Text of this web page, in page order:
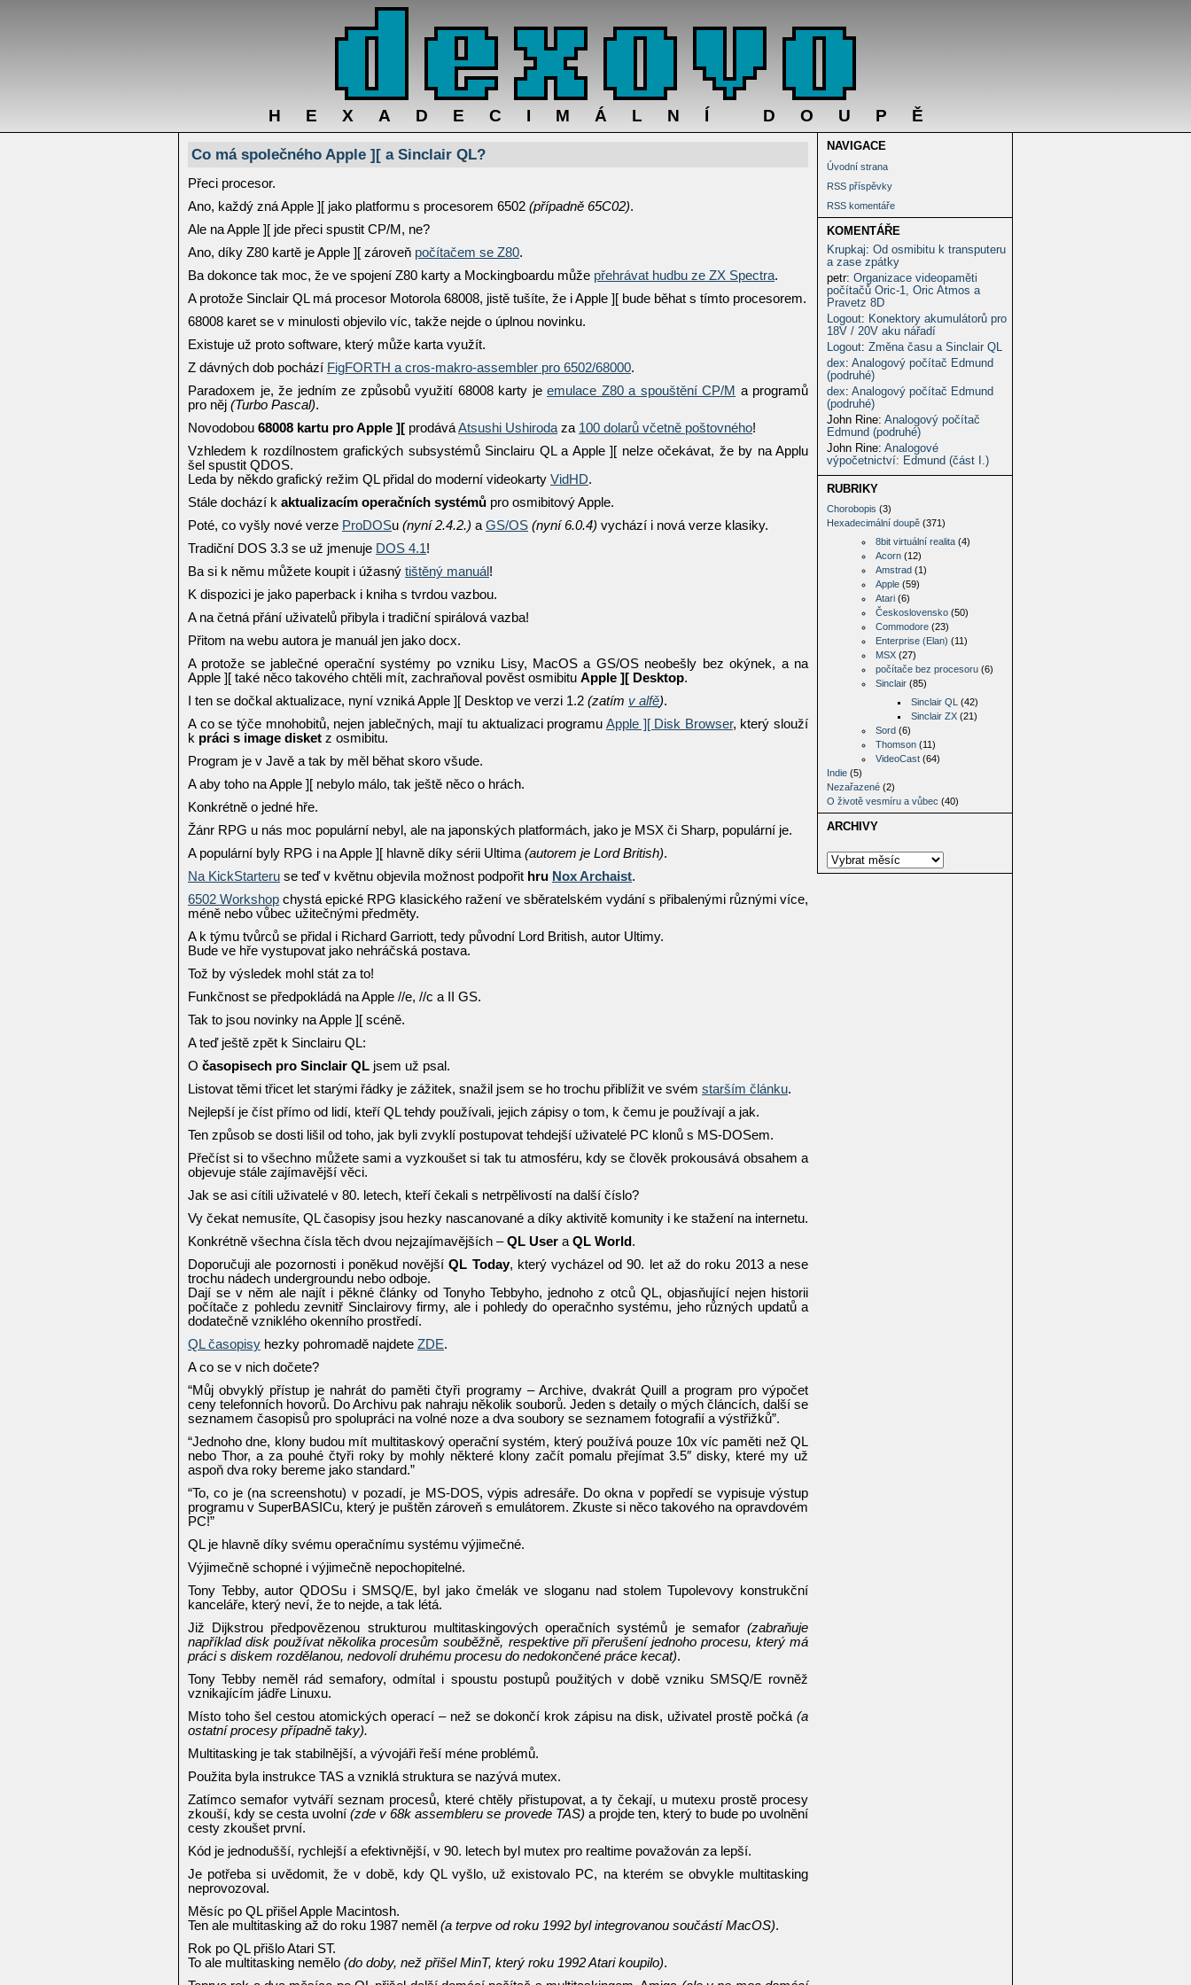
HEXADECIMÁLNÍ DOUPĚ
NAVIGACE
Úvodní strana
RSS příspěvky
RSS komentáře
KOMENTÁŘE
Krupkaj: Od osmibitu k transputeru
a zase zpátky
petr: Organizace videopaměti
počítačů Oric-1, Oric Atmos a
Pravetz 8D
Logout: Konektory akumulátorů pro
18V / 20V aku nářadí
Logout: Změna času a Sinclair QL
dex: Analogový počítač Edmund
(podruhé)
dex: Analogový počítač Edmund
(podruhé)
John Rine: Analogový počítač
Edmund (podruhé)
John Rine: Analogové
výpočetnictví: Edmund (část I.)
RUBRIKY
Chorobopis (3)
Hexadecimální doupě (371)
8bit virtuální realita(4)
Acorn(12)
Amstrad(1)
Apple(59)
Atari(6)
Československo(50)
Commodore(23)
Enterprise (Elan) (11)
MSX(27)
počítače bez procesoru(6)
Sinclair(85)
Sinclair QL (42)
Sinclair ZX(21)
Sord(6)
Thomson(11)
VideoCast(64)
Indie (5)
Nezařazené (2)
O životě vesmíru a vůbec (40)
ARCHIVY
Co má společného Apple ][ a Sinclair QL?
Přeci procesor.
Ano, každý zná Apple ][ jako platformu s procesorem 6502 (případně 65C02).
Ale na Apple ][ jde přeci spustit CP/M, ne?
Ano, díky Z80 kartě je Apple ][ zároveň počítačem se Z80.
Ba dokonce tak moc, že ve spojení Z80 karty a Mockingboardu může přehrávat hudbu ze ZX Spectra.
A protože Sinclair QL má procesor Motorola 68008, jistě tušíte, že i Apple ][ bude běhat s tímto procesorem.
68008 karet se v minulosti objevilo víc, takže nejde o úplnou novinku.
Existuje už proto software, který může karta využít.
Z dávných dob pochází FigFORTH a cros-makro-assembler pro 6502/68000.
Paradoxem je, že jedním ze způsobů využití 68008 karty je emulace Z80 a spouštění CP/M a programů
pro něj (Turbo Pascal).
Novodobou 68008 kartu pro Apple ][ prodáváAtsushi Ushiroda za 100 dolarů včetně poštovného!
Vzhledem k rozdílnostem grafických subsystémů Sinclairu QL a Apple ][ nelze očekávat, že by na Applu
šel spustit QDOS.
Leda by někdo grafický režim QL přidal do moderní videokarty VidHD.
Stále dochází k aktualizacím operačních systémů pro osmibitový Apple.
Poté, co vyšly nové verze ProDOSu (nyní 2.4.2.) a GS/OS (nyní 6.0.4) vychází i nová verze klasiky.
Tradiční DOS 3.3 se už jmenuje DOS 4.1!
Ba si k němu můžete koupit i úžasný tištěný manuál !
K dispozici je jako paperback i kniha s tvrdou vazbou.
A na četná přání uživatelů přibyla i tradiční spirálová vazba!
Přitom na webu autora je manuál jen jako docx.
A protože se jablečné operační systémy po vzniku Lisy, MacOS a GS/OS neobešly bez okýnek, a na
Apple ][ také něco takového chtěli mít, zachraňoval pověst osmibitu Apple ][ Desktop.
I ten se dočkal aktualizace, nyní vzniká Apple ][ Desktop ve verzi 1.2 (zatím v alfě).
A co se týče mnohobitů, nejen jablečných, mají tu aktualizaci programu Apple ][ Disk Browser, který slouží
k práci s image disket z osmibitu.
Program je v Javě a tak by měl běhat skoro všude.
A aby toho na Apple ][ nebylo málo, tak ještě něco o hrách.
Konkrétně o jedné hře.
Žánr RPG u nás moc populární nebyl, ale na japonských platformách, jako je MSX či Sharp, populární je.
A populární byly RPG i na Apple ][ hlavně díky sérii Ultima (autorem je Lord British).
Na KickStarteru se teď v květnu objevila možnost podpořit hru Nox Archaist.
6502 Workshop chystá epické RPG klasického ražení ve sběratelském vydání s přibalenými různými více,
méně nebo vůbec užitečnými předměty.
A k týmu tvůrců se přidal i Richard Garriott, tedy původní Lord British, autor Ultimy.
Bude ve hře vystupovat jako nehráčská postava.
Tož by výsledek mohl stát za to!
Funkčnost se předpokládá na Apple //e, //c a II GS.
Tak to jsou novinky na Apple ][ scéně.
A teď ještě zpět k Sinclairu QL:
O časopisech pro Sinclair QL jsem už psal.
Listovat těmi třicet let starými řádky je zážitek, snažil jsem se ho trochu přiblížit ve svém starším článku.
Nejlepší je číst přímo od lidí, kteří QL tehdy používali, jejich zápisy o tom, k čemu je používají a jak.
Ten způsob se dosti lišil od toho, jak byli zvyklí postupovat tehdejší uživatelé PC klonů s MS-DOSem.
Přečíst si to všechno můžete sami a vyzkoušet si tak tu atmosféru, kdy se člověk prokousává obsahem a
objevuje stále zajímavější věci.
Jak se asi cítili uživatelé v 80. letech, kteří čekali s netrpělivostí na další číslo?
Vy čekat nemusíte, QL časopisy jsou hezky nascanované a díky aktivitě komunity i ke stažení na internetu.
Konkrétně všechna čísla těch dvou nejzajímavějších –QL User a QL World .
Doporučuji ale pozornosti i poněkud novějšíQL Today, který vycházel od 90. let až do roku 2013 a nese
trochu nádech undergroundu nebo odboje.
Dají se v něm ale najít i pěkné články od Tonyho Tebbyho, jednoho z otců QL, objasňující nejen historii
počítače z pohledu zevnitř Sinclairovy firmy, ale i pohledy do operačnho systému, jeho různých updatů a
dodatečně vzniklého okenního prostředí.
QL časopisy hezky pohromadě najdete ZDE.
A co se v nich dočete?
“Můj obvyklý přístup je nahrát do paměti čtyři programy – Archive, dvakrát Quill a program pro výpočet
ceny telefonních hovorů. Do Archivu pak nahraju několik souborů. Jeden s detaily o mých článcích, další se
seznamem časopisů pro spolupráci na volné noze a dva soubory se seznamem fotografií a výstřižků”.
“Jednoho dne, klony budou mít multitaskový operační systém, který používá pouze 10x víc paměti než QL
nebo Thor, a za pouhé čtyři roky by mohly některé klony začít pomalu přejímat 3.5″ disky, které my už
aspoň dva roky bereme jako standard.”
“To, co je (na screenshotu) v pozadí, je MS-DOS, výpis adresáře. Do okna v popředí se vypisuje výstup
programu v SuperBASICu, který je puštěn zároveň s emulátorem. Zkuste si něco takového na opravdovém
PC!”
QL je hlavně díky svému operačnímu systému výjimečné.
Výjimečně schopné i výjimečně nepochopitelné.
Tony Tebby, autor QDOSu i SMSQ/E, byl jako čmelák ve sloganu nad stolem Tupolevovy konstrukční
kanceláře, který neví, že to nejde, a tak létá.
Již Dijkstrou předpovězenou strukturou multitaskingových operačních systémů je semafor (zabraňuje
například disk používat několika procesům souběžně, respektive při přerušení jednoho procesu, který má
práci s diskem rozdělanou, nedovolí druhému procesu do nedokončené práce kecat).
Tony Tebby neměl rád semafory, odmítal i spoustu postupů použitých v době vzniku SMSQ/E rovněž
vznikajícím jádře Linuxu.
Místo toho šel cestou atomických operací – než se dokončí krok zápisu na disk, uživatel prostě počká (a
ostatní procesy případně taky).
Multitasking je tak stabilnější, a vývojáři řeší méne problémů.
Použita byla instrukce TAS a vzniklá struktura se nazývá mutex.
Zatímco semafor vytváří seznam procesů, které chtěly přistupovat, a ty čekají, u mutexu prostě procesy
zkouší, kdy se cesta uvolní(zde v 68k assembleru se provede TAS) a projde ten, který to bude po uvolnění
cesty zkoušet první.
Kód je jednodušší, rychlejší a efektivnější, v 90. letech byl mutex pro realtime považován za lepší.
Je potřeba si uvědomit, že v době, kdy QL vyšlo, už existovalo PC, na kterém se obvykle multitasking
neprovozoval.
Měsíc po QL přišel Apple Macintosh.
Ten ale multitasking až do roku 1987 neměl (a terpve od roku 1992 byl integrovanou součástí MacOS).
Rok po QL přišlo Atari ST.
To ale multitasking nemělo (do doby, než přišel MinT, který roku 1992 Atari koupilo).